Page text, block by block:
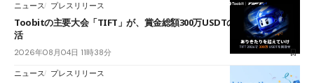
ニュース プレスリリース
Toobitの主要大会「TIFT」が、賞金総額300万USDTのレースとして復
活
2026年08月04日 11時38分
ニュース プレスリリース